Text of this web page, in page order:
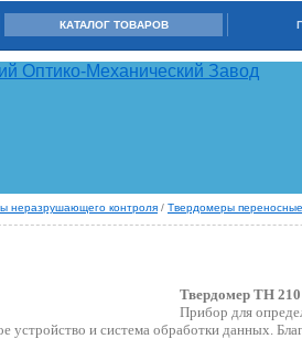
КАТАЛОГ ТОВАРОВ
неразрушающего контроля / Твердомеры переносные
Твердомер TH 210
Прибор для
устройство и система обработки данных.